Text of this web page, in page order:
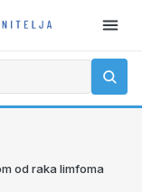
od raka limfoma